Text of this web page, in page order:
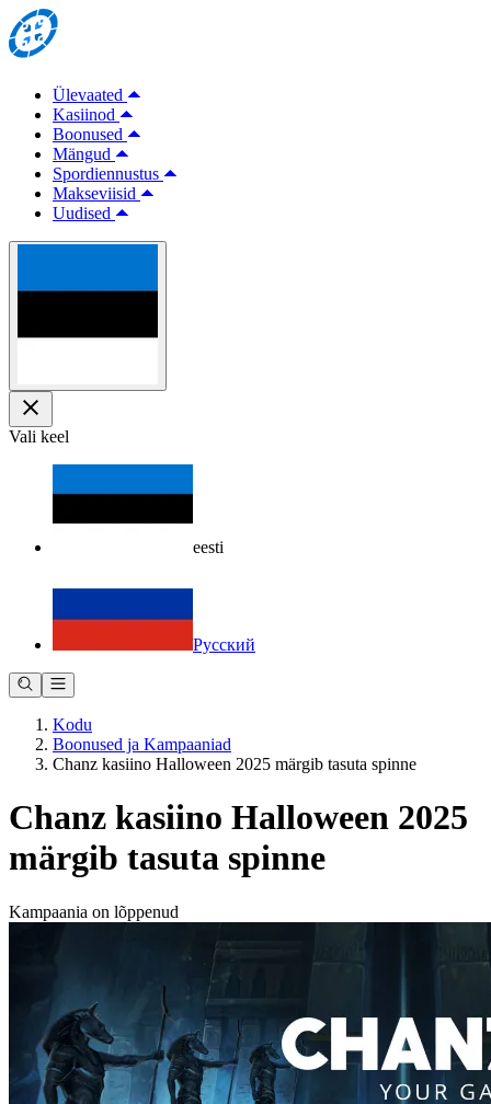
Ülevaated
Kasiinod
Boonused
Mängud
Spordiennustus
Makseviisid
Uudised
Vali keel
eesti
Русский
Kodu
Boonused ja Kampaaniad
Chanz kasiino Halloween 2025 märgib tasuta spinne
Chanz kasiino Halloween 2025
märgib tasuta spinne
Kampaania on lõppenud